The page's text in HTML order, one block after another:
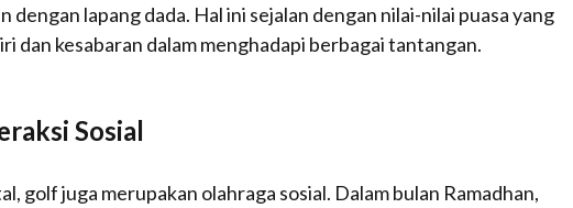
dengan lapang dada. Hal ini sejalan dengan nilai-nilai puasa yang
dan kesabaran dalam menghadapi berbagai tantangan.
Sosial
golf juga merupakan olahraga sosial. Dalam bulan Ramadhan,